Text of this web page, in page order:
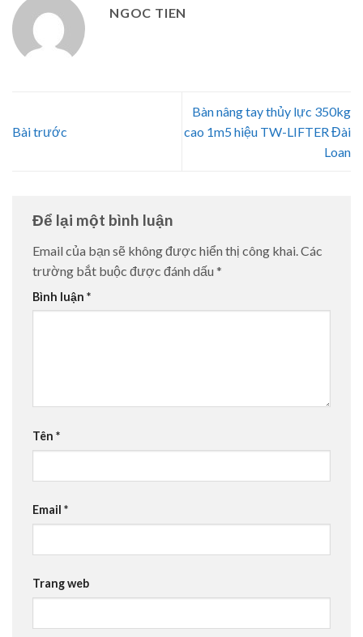
NGOC TIEN
Bài trước
Bàn nâng tay thủy lực 350kg
cao 1m5 hiệu TW-LIFTER Đài
Loan
Để lại một bình luận
Email của bạn sẽ không được hiển thị công khai. Các
trường bắt buộc được đánh dấu *
Bình luận *
Tên *
Email *
Trang web